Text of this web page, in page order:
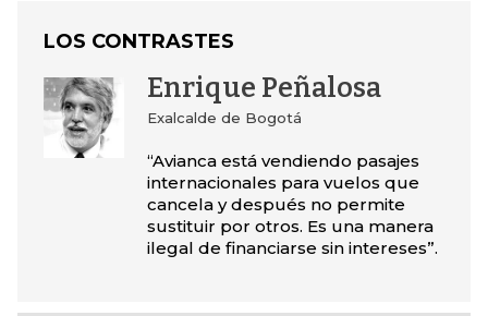
LOS CONTRASTES
Enrique Peñalosa
Exalcalde de Bogotá
“Avianca está vendiendo pasajes
internacionales para vuelos que
cancela y después no permite
sustituir por otros. Es una manera
ilegal de financiarse sin intereses”.